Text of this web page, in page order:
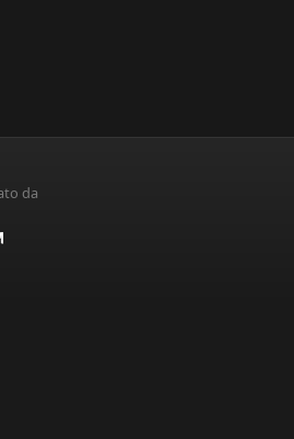
da